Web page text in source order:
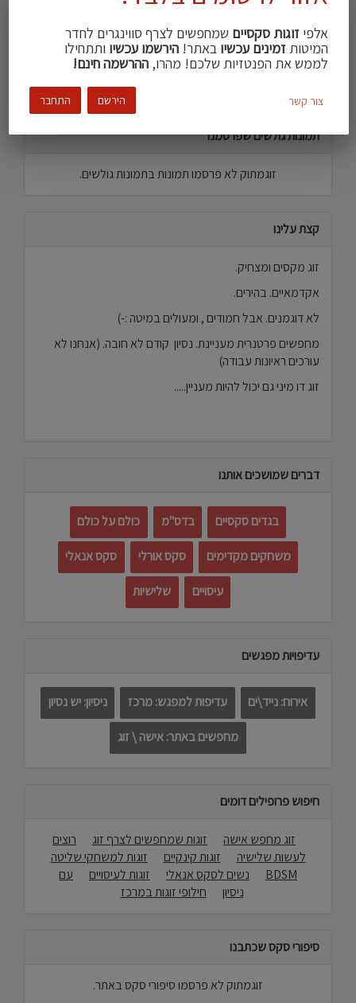
חזה גדול
שעיר במידה
שפות
עברית, אנגלית עברית, אנגלית
תמונות גולשים שפרסמנו
זוגמתוק לא פרסמו תמונות בתמונות גולשים.
קצת עלינו
זוג מקסים ומצחיק.
אקדמאיים. בהירים.
לא דוגמנים. אבל חמודים , ומעולים במיטה :-)
מחפשים פרטנרית מעניינת. נסיון קודם לא חובה. (אנחנו לא
עורכים ראיונות עבודה)
זוג דו מיני גם יכול להיות מעניין.....
דברים שמושכים אותנו
בגדים סקסיים בדס"מ כולם על כולם
משחקים מקדימים סקס אורלי סקס אנאלי
עיסויים שלישיות
עדיפויות מפגשים
אירוח: נייד\ים עדיפות למפגש: מרכז ניסיון: יש נסיון
מחפשים באתר: אישה \ זוג
חיפוש פרופילים דומים
זוג מחפש אישה זוגות שמחפשים לצרף זוג
רוצים
לעשות שלישיה
זוגות קינקיים
זוגות למשחקי שליטה
BDSM
נשים לסקס אנאלי זוגות לעיסויים
עם
ניסיון
חילופי זוגות במרכז
סיפורי סקס שכתבנו
זוגמתוק לא פרסמו סיפורי סקס באתר.
אלפיזוגות סקסיים שמחפשים לצרף סווינגרים לחדר
המיטותזמינים עכשיו באתר!הירשמו עכשיו ותתחילו
לממש את הפנטזיות שלכם! מהרו,ההרשמה חינם!
הירשם התחבר צור קשר